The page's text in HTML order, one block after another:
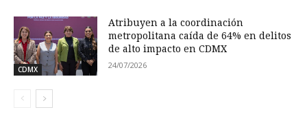
CDMX
Atribuyen a la coordinación
metropolitana caída de 64% en delitos
de alto impacto en CDMX
24/07/2026